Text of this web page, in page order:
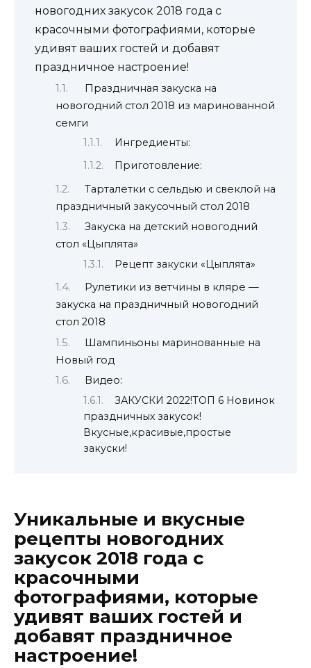
новогодних закусок 2018 года с
красочными фотографиями, которые
удивят ваших гостей и добавят
праздничное настроение!
Праздничная закуска на
новогодний стол 2018 из маринованной
семги
Ингредиенты:
Приготовление:
Тарталетки с сельдью и свеклой на
праздничный закусочный стол 2018
Закуска на детский новогодний
стол «Цыплята»
Рецепт закуски «Цыплята»
Рулетики из ветчины в кляре —
закуска на праздничный новогодний
стол 2018
Шампиньоны маринованные на
Новый год
Видео:
ЗАКУСКИ 2022!ТОП 6 Новинок
праздничных закусок!
Вкусные,красивые,простые
закуски!
Уникальные и вкусные
рецепты новогодних
закусок 2018 года с
красочными
фотографиями, которые
удивят ваших гостей и
добавят праздничное
настроение!